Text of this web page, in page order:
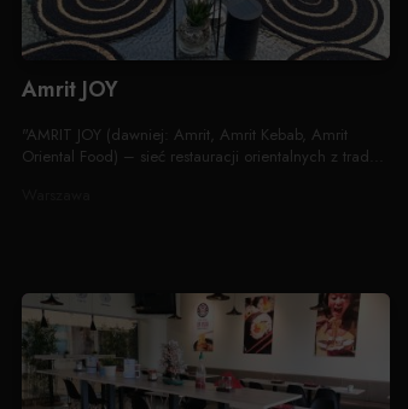
Amrit JOY
"AMRIT JOY (dawniej: Amrit, Amrit Kebab, Amrit
Oriental Food) – sieć restauracji orientalnych z trad...